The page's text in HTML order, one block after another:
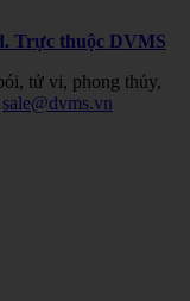
Trực thuộc DVMS
tử vi, phong thủy,
sale@dvms.vn